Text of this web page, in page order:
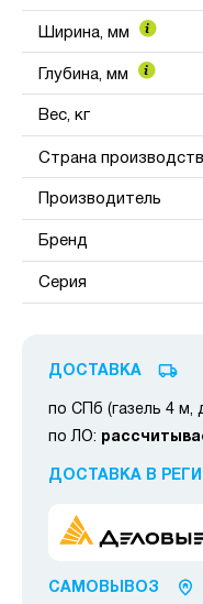
Ширина, мм
Глубина, мм
Вес, кг
Страна
Производитель
Бренд
Серия
ДОСТАВКА
по СПб (газель 4 м,
по ЛО:
ДОСТАВКА В
САМОВЫВОЗ